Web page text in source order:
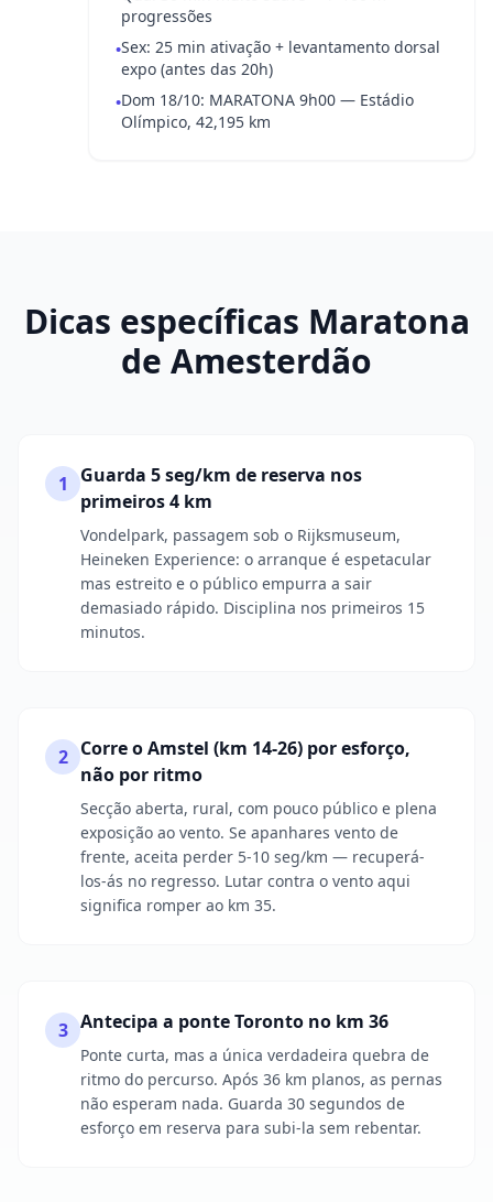
progressões
•Sex: 25 min ativação + levantamento dorsal
expo (antes das 20h)
•Dom 18/10: MARATONA 9h00 — Estádio
Olímpico, 42,195 km
Dicas específicas Maratona
de Amesterdão
1
Guarda 5 seg/km de reserva nos
primeiros 4 km
Vondelpark, passagem sob o Rijksmuseum,
Heineken Experience: o arranque é espetacular
mas estreito e o público empurra a sair
demasiado rápido. Disciplina nos primeiros 15
minutos.
2 Corre o Amstel (km 14-26) por esforço,
não por ritmo
Secção aberta, rural, com pouco público e plena
exposição ao vento. Se apanhares vento de
frente, aceita perder 5-10 seg/km — recuperá-
los-ás no regresso. Lutar contra o vento aqui
significa romper ao km 35.
3 Antecipa a ponte Toronto no km 36
Ponte curta, mas a única verdadeira quebra de
ritmo do percurso. Após 36 km planos, as pernas
não esperam nada. Guarda 30 segundos de
esforço em reserva para subi-la sem rebentar.